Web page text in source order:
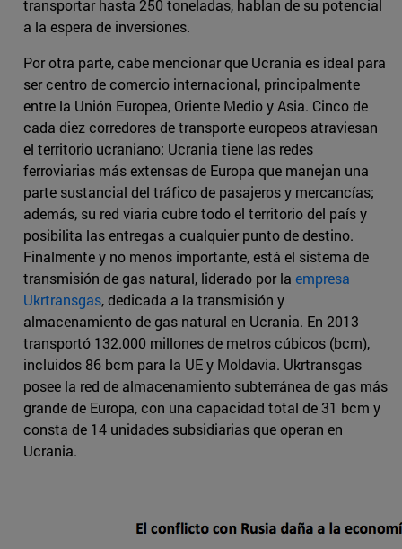
transportar hasta 250 toneladas, hablan de su potencial
a la espera de inversiones.
Por otra parte, cabe mencionar que Ucrania es ideal para
ser centro de comercio internacional, principalmente
entre la Unión Europea, Oriente Medio y Asia. Cinco de
cada diez corredores de transporte europeos atraviesan
el territorio ucraniano; Ucrania tiene las redes
ferroviarias más extensas de Europa que manejan una
parte sustancial del tráfico de pasajeros y mercancías;
además, su red viaria cubre todo el territorio del país y
posibilita las entregas a cualquier punto de destino.
Finalmente y no menos importante, está el sistema de
transmisión de gas natural, liderado por la empresa
Ukrtransgas, dedicada a la transmisión y
almacenamiento de gas natural en Ucrania. En 2013
transportó 132.000 millones de metros cúbicos (bcm),
incluidos 86 bcm para la UE y Moldavia. Ukrtransgas
posee la red de almacenamiento subterránea de gas más
grande de Europa, con una capacidad total de 31 bcm y
consta de 14 unidades subsidiarias que operan en
Ucrania.